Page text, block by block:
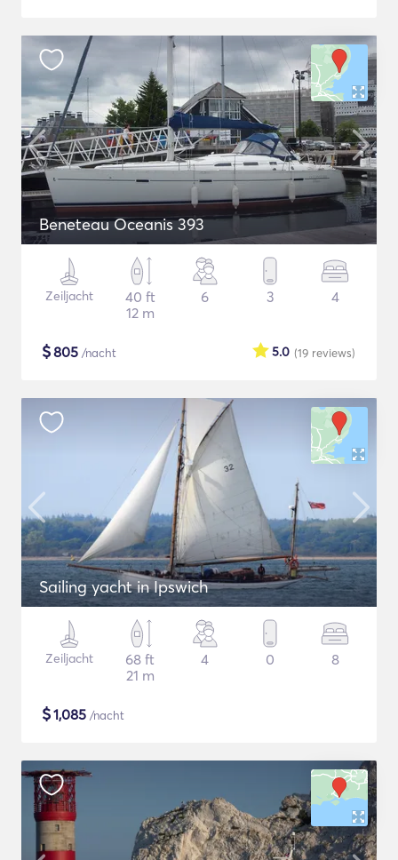
Beneteau Oceanis 393
Zeiljacht
40 ft
12 m
6 3 4
$805 /nacht (19 reviews)
5.0
Sailing yacht in Ipswich
Zeiljacht
68 ft
21 m
4 0 8
$1,085 /nacht